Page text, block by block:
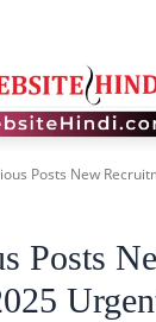
Posts New
Posts